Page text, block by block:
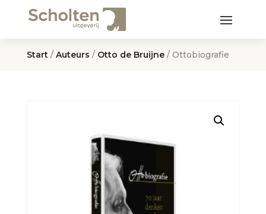
Start / Auteurs / Otto de Bruijne/ Ottobiografie